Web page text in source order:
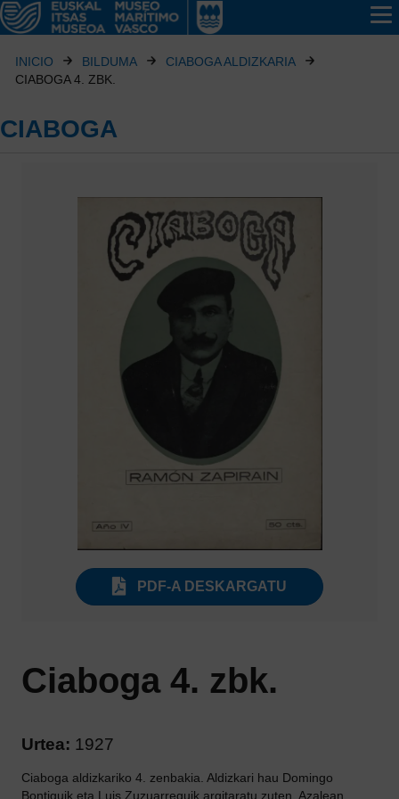
INICIO BILDUMA
CIABOGA ALDIZKARIA
CIABOGA 4. ZBK.
CIABOGA
PDF-A DESKARGATU
Ciaboga 4. zbk.
Urtea: 1927
Ciaboga aldizkariko 4. zenbakia. Aldizkari hau Domingo
Bontiguik eta Luis Zuzuarreguik argitaratu zuten. Azalean,